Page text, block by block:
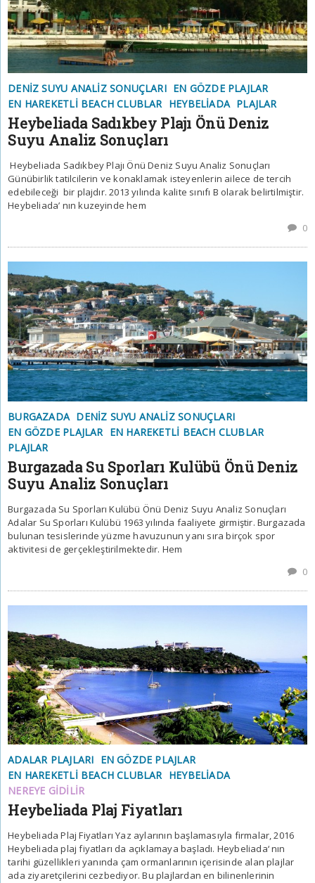
DENIZ SUYU ANALIZ SONUÇLARI EN GÖZDE PLAJLAR
EN HAREKETLI BEACH CLUBLAR HEYBELIADA PLAJLAR
Heybeliada Sadıkbey Plajı Önü Deniz
Suyu Analiz Sonuçları
Heybeliada Sadıkbey Plajı Önü Deniz Suyu Analiz Sonuçları
Günübirlik tatilcilerin ve konaklamak isteyenlerin ailece de tercih
edebileceği bir plajdır. 2013 yılında kalite sınıfı B olarak belirtilmiştir.
Heybeliada’ nın kuzeyinde hem
0
BURGAZADA DENIZ SUYU ANALIZ SONUÇLARI
EN GÖZDE PLAJLAR EN HAREKETLI BEACH CLUBLAR
PLAJLAR
Burgazada Su Sporları Kulübü Önü Deniz
Suyu Analiz Sonuçları
Burgazada Su Sporları Kulübü Önü Deniz Suyu Analiz Sonuçları
Adalar Su Sporları Kulübü 1963 yılında faaliyete girmiştir. Burgazada
bulunan tesislerinde yüzme havuzunun yanı sıra birçok spor
aktivitesi de gerçekleştirilmektedir. Hem
0
ADALAR PLAJLARI EN GÖZDE PLAJLAR
EN HAREKETLI BEACH CLUBLAR HEYBELIADA
NEREYE GIDILIR
Heybeliada Plaj Fiyatları
Heybeliada Plaj Fiyatları Yaz aylarının başlamasıyla firmalar, 2016
Heybeliada plaj fiyatları da açıklamaya başladı. Heybeliada‘ nın
tarihi güzellikleri yanında çam ormanlarının içerisinde alan plajlar
ada ziyaretçilerini cezbediyor. Bu plajlardan en bilinenlerinin